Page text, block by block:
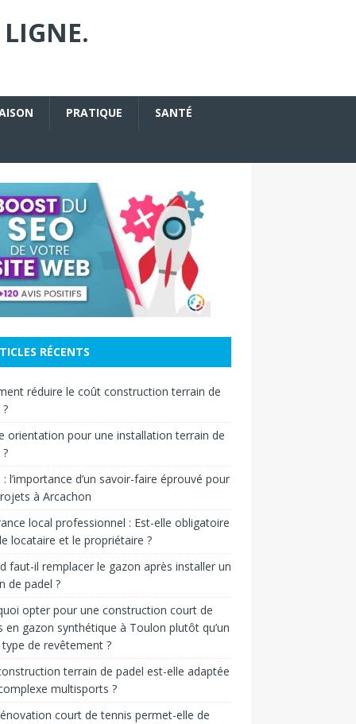
PRATIQUE SANTÉ
RÉCENTS
réduire le coût construction terrain de
orientation pour une installation terrain de
: l’importance d’un savoir-faire éprouvé pour
à Arcachon
local professionnel : Est-elle obligatoire
locataire et le propriétaire ?
faut-il remplacer le gazon après installer un
de padel ?
opter pour une construction court de
en gazon synthétique à Toulon plutôt qu’un
de revêtement ?
terrain de padel est-elle adaptée
multisports ?
court de tennis permet-elle de